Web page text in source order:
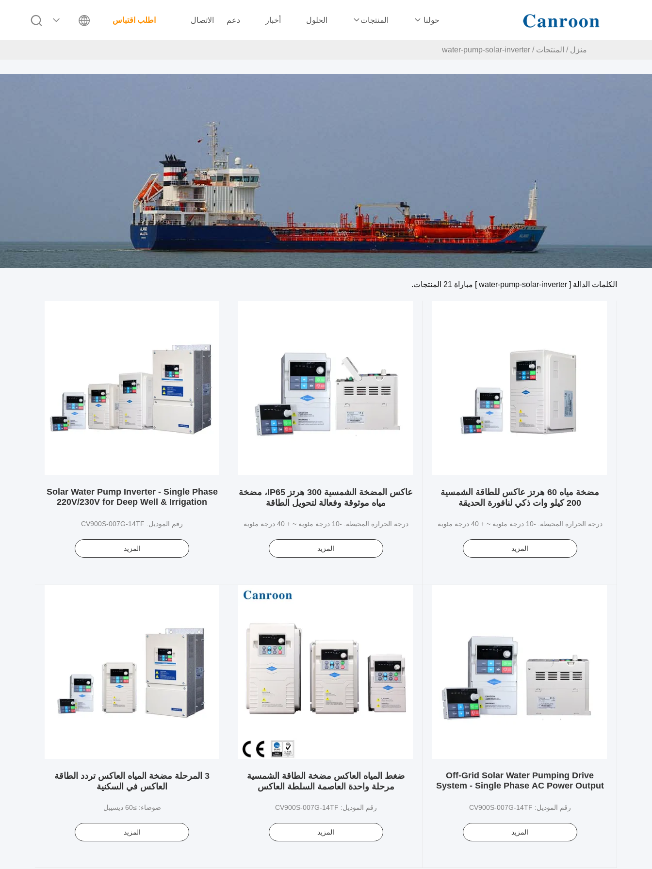
حولنا المنتجات الحلول أخبار دعم الاتصال اطلب اقتباس
منزل / المنتجات /
water-pump-solar-inverter
الكلمات الدالة [ water-pump-solar-inverter ] مباراة 21 المنتجات.
مضخة مياه 60 هرتز عاكس للطاقة الشمسية
200 كيلو وات ذكي لنافورة الحديقة
درجة الحرارة المحيطة: -10 درجة مئوية ~ + 40 درجة مئوية
المزيد
عاكس المضخة الشمسية 300 هرتز IP65، مضخة
مياه موثوقة وفعالة لتحويل الطاقة
درجة الحرارة المحيطة: -10 درجة مئوية ~ + 40 درجة مئوية
المزيد
Solar Water Pump Inverter - Single Phase
220V/230V for Deep Well & Irrigation
رقم الموديل: CV900S-007G-14TF
المزيد
Off-Grid Solar Water Pumping Drive
System - Single Phase AC Power Output
رقم الموديل: CV900S-007G-14TF
المزيد
ضغط المياه العاكس مضخة الطاقة الشمسية
مرحلة واحدة العاصمة السلطة العاكس
رقم الموديل: CV900S-007G-14TF
المزيد
3 المرحلة مضخة المياه العاكس تردد الطاقة
العاكس في السكنية
ضوضاء: ≥60 ديسيبل
المزيد